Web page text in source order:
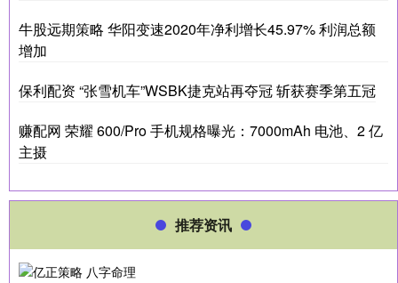
牛股远期策略 华阳变速2020年净利增长45.97% 利润总额
增加
保利配资 “张雪机车”WSBK捷克站再夺冠 斩获赛季第五冠
赚配网 荣耀 600/Pro 手机规格曝光：7000mAh 电池、2 亿
主摄
推荐资讯